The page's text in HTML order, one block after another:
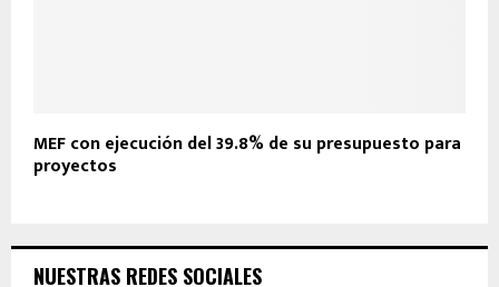
MEF con ejecución del 39.8% de su presupuesto para
proyectos
NUESTRAS REDES SOCIALES